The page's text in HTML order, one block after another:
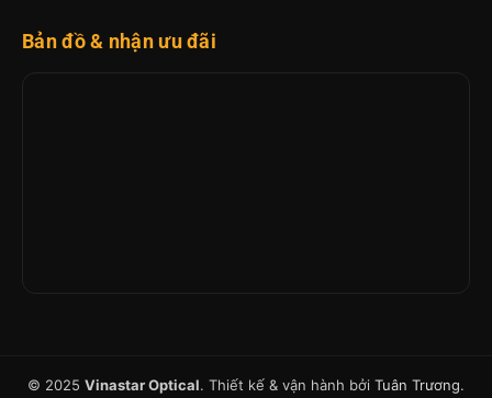
Bản đồ & nhận ưu đãi
© 2025 Vinastar Optical. Thiết kế & vận hành bởi Tuân Trương.